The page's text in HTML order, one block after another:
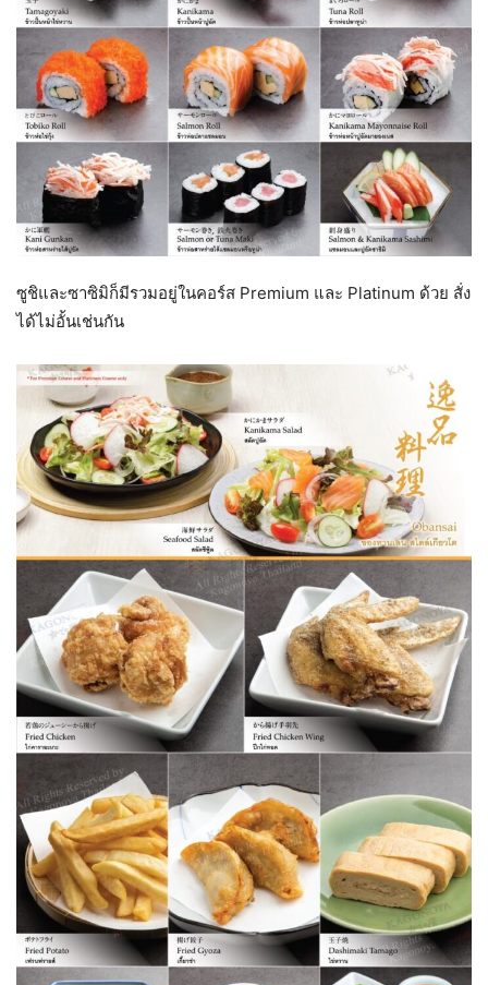
ซูชิและซาซิมิก็มีรวมอยู่ในคอร์ส Premium และ Platinum ด้วย สั่ง
ได้ไม่อั้นเช่นกัน